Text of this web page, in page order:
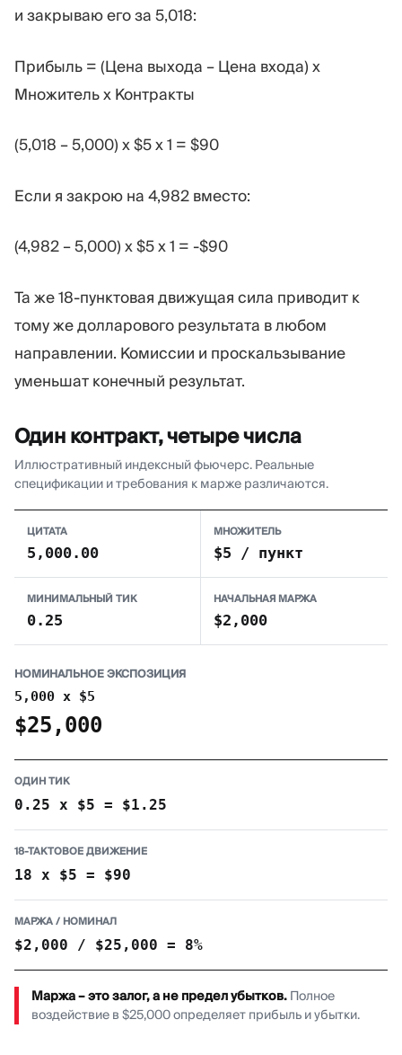
и закрываю его за 5,018:
Прибыль = (Цена выхода – Цена входа) x
Множитель x Контракты
(5,018 – 5,000) x $5 x 1 = $90
Если я закрою на 4,982 вместо:
(4,982 – 5,000) x $5 x 1 = -$90
Та же 18-пунктовая движущая сила приводит к
тому же долларового результата в любом
направлении. Комиссии и проскальзывание
уменьшат конечный результат.
Один контракт, четыре числа
Иллюстративный индексный фьючерс. Реальные
спецификации и требования к марже различаются.
ЦИТАТА
5,000.00
МНОЖИТЕЛЬ
$5 / пункт
МИНИМАЛЬНЫЙ ТИК
0.25
НАЧАЛЬНАЯ МАРЖА
$2,000
НОМИНАЛЬНОЕ ЭКСПОЗИЦИЯ
5,000 x $5
$25,000
ОДИН ТИК
0.25 x $5 = $1.25
18-ТАКТОВОЕ ДВИЖЕНИЕ
18 x $5 = $90
МАРЖА / НОМИНАЛ
$2,000 / $25,000 = 8%
Маржа – это залог, а не предел убытков. Полное
воздействие в $25,000 определяет прибыль и убытки.